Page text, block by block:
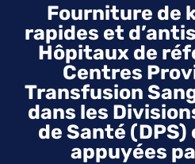
Fourniture de
rapides et
Hôpitaux de
Centres
Transfusion
dans les
de Santé
appuyées